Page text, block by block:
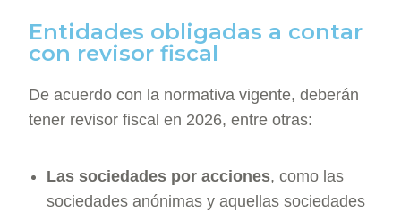
Entidades obligadas a contar
con revisor fiscal
De acuerdo con la normativa vigente, deberán
tener revisor fiscal en 2026, entre otras:
Las sociedades por acciones, como las
sociedades anónimas y aquellas sociedades